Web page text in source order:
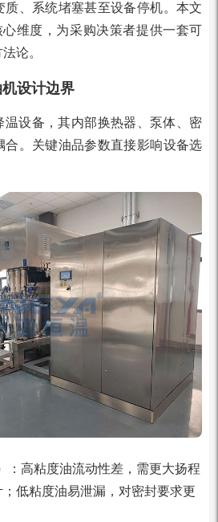
质、系统堵塞甚至设备停机。本文
心维度，为采购决策者提供一套可
论。
设计边界
温设备，其内部换热器、泵体、密
合。关键油品参数直接影响设备选
：高粘度油流动性差，需更大扬程
低粘度油易泄漏，对密封要求更